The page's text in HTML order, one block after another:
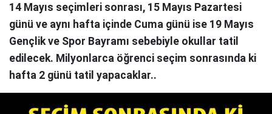
14 Mayıs seçimleri sonrası, 15 Mayıs Pazartesi
günü ve aynı hafta içinde Cuma günü ise 19 Mayıs
Gençlik ve Spor Bayramı sebebiyle okullar tatil
edilecek. Milyonlarca öğrenci seçim sonrasında ki
hafta 2 günü tatil yapacaklar..